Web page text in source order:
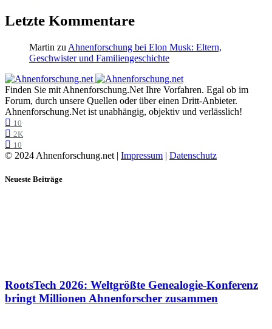
Letzte Kommentare
Martin zu Ahnenforschung bei Elon Musk: Eltern,
Geschwister und Familiengeschichte
Finden Sie mit Ahnenforschung.Net Ihre Vorfahren. Egal ob im
Forum, durch unsere Quellen oder über einen Dritt-Anbieter.
Ahnenforschung.Net ist unabhängig, objektiv und verlässlich!
10
2K
10
© 2024 Ahnenforschung.net | Impressum | Datenschutz
Neueste Beiträge
RootsTech 2026: Weltgrößte Genealogie-Konferenz
bringt Millionen Ahnenforscher zusammen